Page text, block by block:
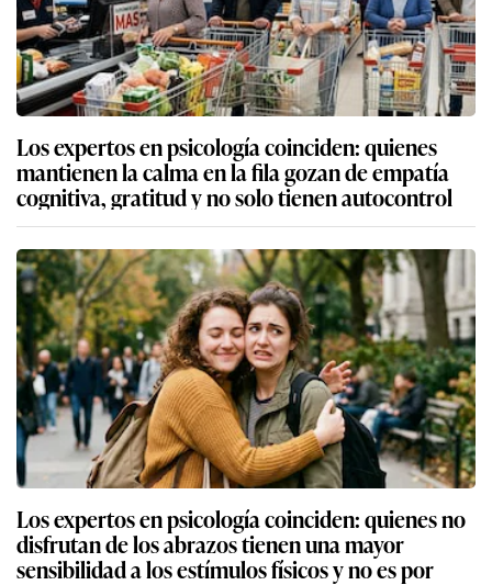
Los expertos en psicología coinciden: quienes
mantienen la calma en la fila gozan de empatía
cognitiva, gratitud y no solo tienen autocontrol
Los expertos en psicología coinciden: quienes no
disfrutan de los abrazos tienen una mayor
sensibilidad a los estímulos físicos y no es por